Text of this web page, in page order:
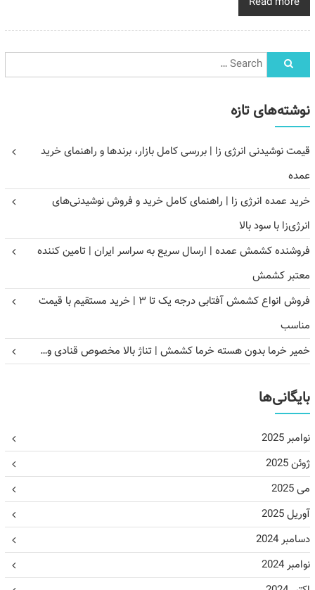
نوشته‌های تازه
قیمت نوشیدنی انرژی زا | بررسی کامل بازار، برندها و راهنمای خرید
عمده
خرید عمده انرژی زا | راهنمای کامل خرید و فروش نوشیدنی‌های
انرژی‌زا با سود بالا
فروشنده کشمش عمده | ارسال سریع به سراسر ایران | تامین کننده
معتبر کشمش
فروش انواع کشمش آفتابی درجه یک تا ۳ | خرید مستقیم با قیمت
مناسب
خمیر خرما بدون هسته خرما کشمش | تناژ بالا مخصوص قنادی و…
بایگانی‌ها
نوامبر 2025
ژوئن 2025
می 2025
آوریل 2025
دسامبر 2024
نوامبر 2024